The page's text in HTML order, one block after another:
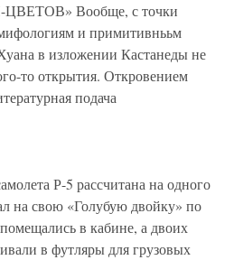
Вообще, с точки
и примитивнььм
в изложении Кастанеды не
то открытия. Откровением
подача
Р-5 рассчитана на одного
на свою «Голубую двойку» по
в кабине, а двоих
в футляры для грузовых